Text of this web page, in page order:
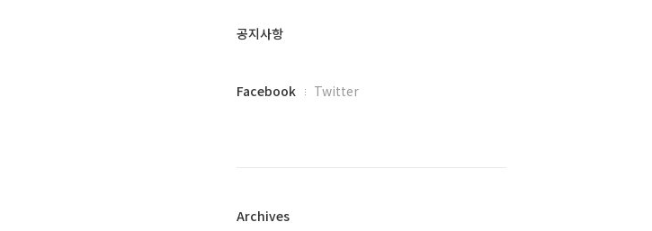
글
공지사항
페
플
Facebook Twitter
Archives